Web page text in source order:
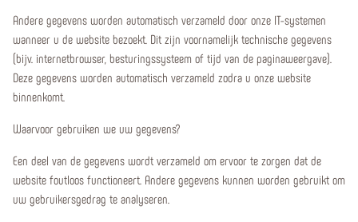
Andere gegevens worden automatisch verzameld door onze IT-systemen
wanneer u de website bezoekt. Dit zijn voornamelijk technische gegevens
(bijv. internetbrowser, besturingssysteem of tijd van de paginaweergave).
Deze gegevens worden automatisch verzameld zodra u onze website
binnenkomt.
Waarvoor gebruiken we uw gegevens?
Een deel van de gegevens wordt verzameld om ervoor te zorgen dat de
website foutloos functioneert. Andere gegevens kunnen worden gebruikt om
uw gebruikersgedrag te analyseren.